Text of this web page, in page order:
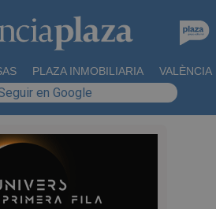
PLAZA INMOBILIARIA VALÈNCIA
en Google